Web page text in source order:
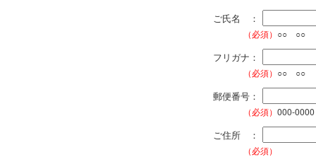
ご氏名 ：
（必須） ○○ ○○
フリガナ：
（必須） ○○ ○○
郵便番号：
（必須） 000-0000
ご住所 ：
（必須）